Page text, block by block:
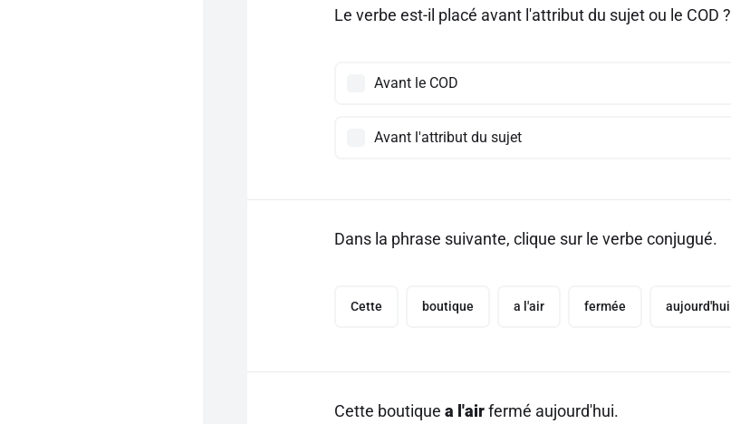
Le verbe est-il placé avant l'attribut du sujet ou le COD ?
Avant le COD
Avant l'attribut du sujet
Dans la phrase suivante, clique sur le verbe conjugué.
Cette boutique a l'air fermée aujourd'hui
Cette boutique a l'airfermé aujourd'hui.